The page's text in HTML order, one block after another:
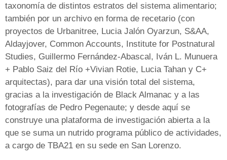
taxonomía de distintos estratos del sistema alimentario;
también por un archivo en forma de recetario (con
proyectos de Urbanitree, Lucia Jalón Oyarzun, S&AA,
Aldayjover, Common Accounts, Institute for Postnatural
Studies, Guillermo Fernández-Abascal, Iván L. Munuera
+ Pablo Saiz del Río +Vivian Rotie, Lucia Tahan y C+
arquitectas), para dar una visión total del sistema,
gracias a la investigación de Black Almanac y a las
fotografías de Pedro Pegenaute; y desde aquí se
construye una plataforma de investigación abierta a la
que se suma un nutrido programa público de actividades,
a cargo de TBA21 en su sede en San Lorenzo.